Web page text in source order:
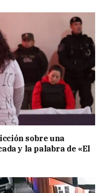
sobre una
y la palabra de «El